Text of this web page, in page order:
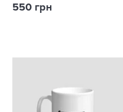
550 грн